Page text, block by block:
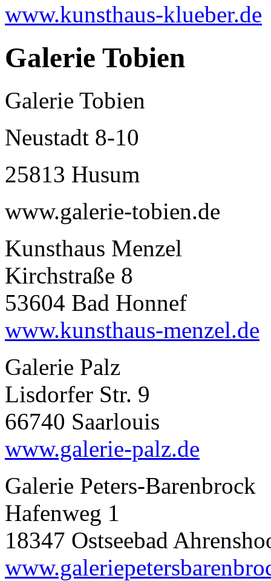
www.kunsthaus-klueber.de
Galerie Tobien
Galerie Tobien
Neustadt 8-10
25813 Husum
www.galerie-tobien.de
Kunsthaus Menzel
Kirchstraße 8
53604 Bad Honnef
www.kunsthaus-menzel.de
Galerie Palz
Lisdorfer Str. 9
66740 Saarlouis
www.galerie-palz.de
Galerie Peters-Barenbrock
Hafenweg 1
18347 Ostseebad